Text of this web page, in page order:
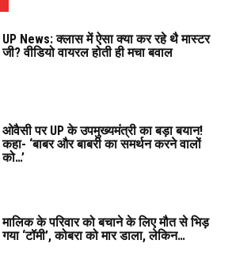
UP News: क्लास में ऐसा क्या कर रहे थै मास्टर
जी? वीडियो वायरल होती ही मचा बवाल
ओवैसी पर UP के उपमुख्यमंत्री का बड़ा बयान!
कहा- ‘बाबर और बाबरी का समर्थन करने वालों
को…’
मालिक के परिवार को बचाने के लिए मौत से भिड़
गया ‘टॉमी’, कोबरा को मार डाला, लेकिन…